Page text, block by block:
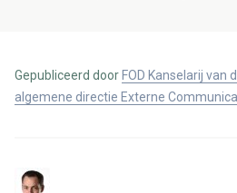
Gepubliceerd door FOD Kanselarij van
algemene directie Externe